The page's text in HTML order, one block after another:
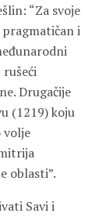
“Za svoje
pragmatičan i
Drugačije
(1219) koju
volje
oblasti”.
Savi i